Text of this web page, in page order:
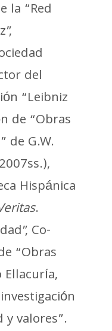
la “Red
del
“Leibniz
de “Obras
de G.W.
Hispánica
.
Co-
“Obras
Ellacuría,
y valores”.